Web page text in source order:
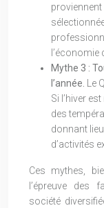
l’économie
Mythe 3 :
l’année.
Le
Si l’hiver
des
donnant
d’activités
Ces mythes,
l’épreuve des
société